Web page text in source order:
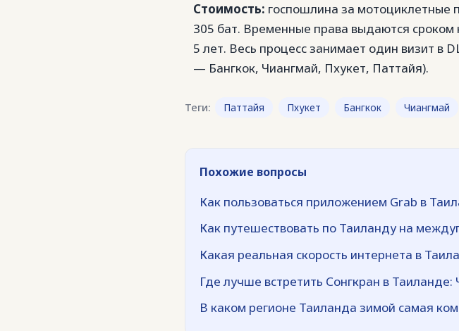
Стоимость: госпошлина за
305 бат. Временные права выдаются сроком
5 лет. Весь процесс занимает один визит в
— Бангкок, Чиангмай, Пхукет, Паттайя).
Теги: Паттайя Пхукет Бангкок Чиангмай
Похожие вопросы
Как пользоваться приложением Grab в
Как путешествовать по Таиланду на
Какая реальная скорость интернета в
Где лучше встретить Сонгкран в
В каком регионе Таиланда зимой самая